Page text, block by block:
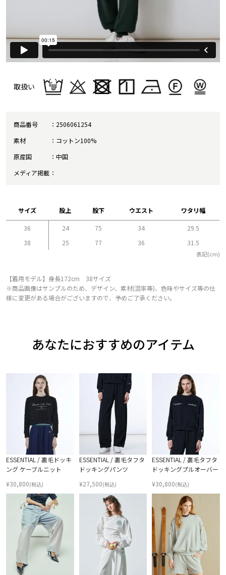
取扱い
商品番号
2506061254
素材
コットン100%
原産国
中国
メディア掲載
サイズ 股上 股下 ウエスト ワタリ幅
36 24 75 34
29.5
38
25 77 36 31.5
表記(cm)
【着用モデル】身長172cm 38サイズ
※商品画像はサンプルのため、デザイン、素材(混率等)、色味やサイズ等の仕
様に変更がある場合がございますので、予めご了承ください。
あなたにおすすめのアイテム
ESSENTIAL / 裏毛ドッキ
ング ケーブルニット
¥30,800(税込)
ESSENTIAL / 裏毛タフタ
ドッキングパンツ
¥27,500(税込)
ESSENTIAL / 裏毛タフタ
ドッキングプルオーバー
¥30,800(税込)